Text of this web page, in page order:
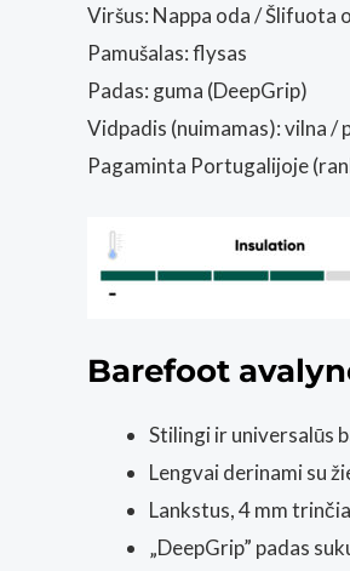
Viršus: Nappa oda / Šlifuota
Pamušalas: flysas
Padas: guma (DeepGrip)
Vidpadis (nuimamas): vilna
Pagaminta Portugalijoje
Barefoot
Stilingi ir universalūs
Lengvai derinami su
Lankstus, 4 mm
„DeepGrip” padas